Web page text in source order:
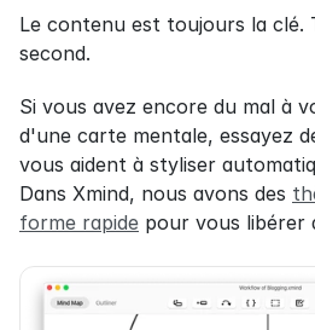
Le contenu est toujours la clé.
second.
Si vous avez encore du mal à
d'une carte mentale, essayez
vous aident à styliser
Dans Xmind, nous avons des
forme rapide pour vous libérer